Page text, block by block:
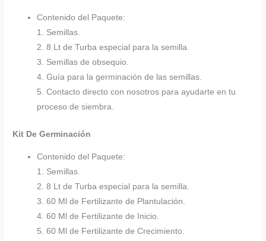
Contenido del Paquete:
1. Semillas.
2. 8 Lt de Turba especial para la semilla.
3. Semillas de obsequio.
4. Guía para la germinación de las semillas.
5. Contacto directo con nosotros para ayudarte en tu
proceso de siembra.
Kit De Germinación
Contenido del Paquete:
1. Semillas.
2. 8 Lt de Turba especial para la semilla.
3. 60 Ml de Fertilizante de Plantulación.
4. 60 Ml de Fertilizante de Inicio.
5. 60 Ml de Fertilizante de Crecimiento.